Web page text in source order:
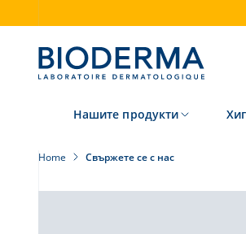
Нашите продукти
Home Свържете се с нас